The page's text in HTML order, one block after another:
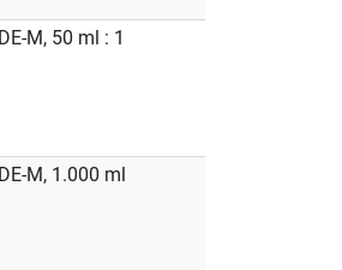
M, 50 ml : 1
M, 1.000 ml